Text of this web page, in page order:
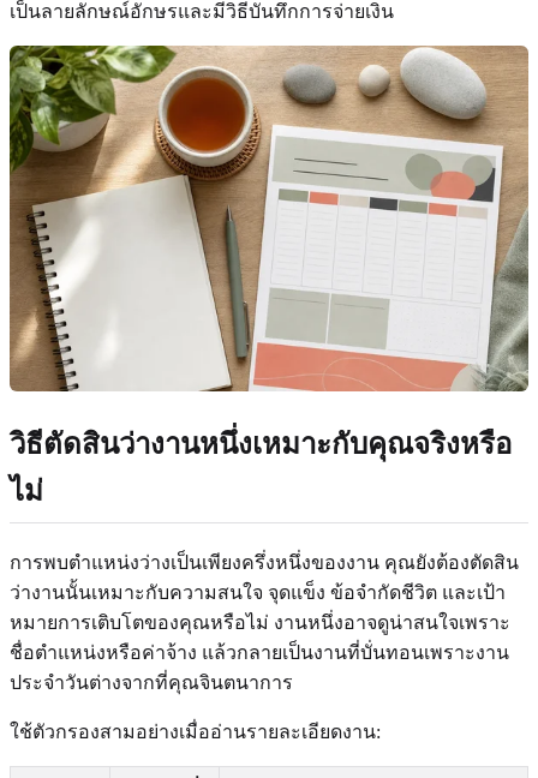
เป็นลายลักษณ์อักษรและมีวิธีบันทึกการจ่ายเงิน
วิธีตัดสินว่างานหนึ่งเหมาะกับคุณจริงหรือ
ไม่
การพบตำแหน่งว่างเป็นเพียงครึ่งหนึ่งของงาน คุณยังต้องตัดสิน
ว่างานนั้นเหมาะกับความสนใจ จุดแข็ง ข้อจำกัดชีวิต และเป้า
หมายการเติบโตของคุณหรือไม่ งานหนึ่งอาจดูน่าสนใจเพราะ
ชื่อตำแหน่งหรือค่าจ้าง แล้วกลายเป็นงานที่บั่นทอนเพราะงาน
ประจำวันต่างจากที่คุณจินตนาการ
ใช้ตัวกรองสามอย่างเมื่ออ่านรายละเอียดงาน: